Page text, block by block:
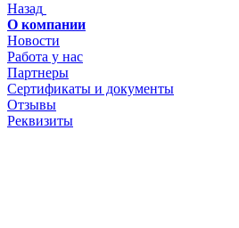
Назад
О компании
Новости
Работа у нас
Партнеры
Сертификаты и документы
Отзывы
Реквизиты